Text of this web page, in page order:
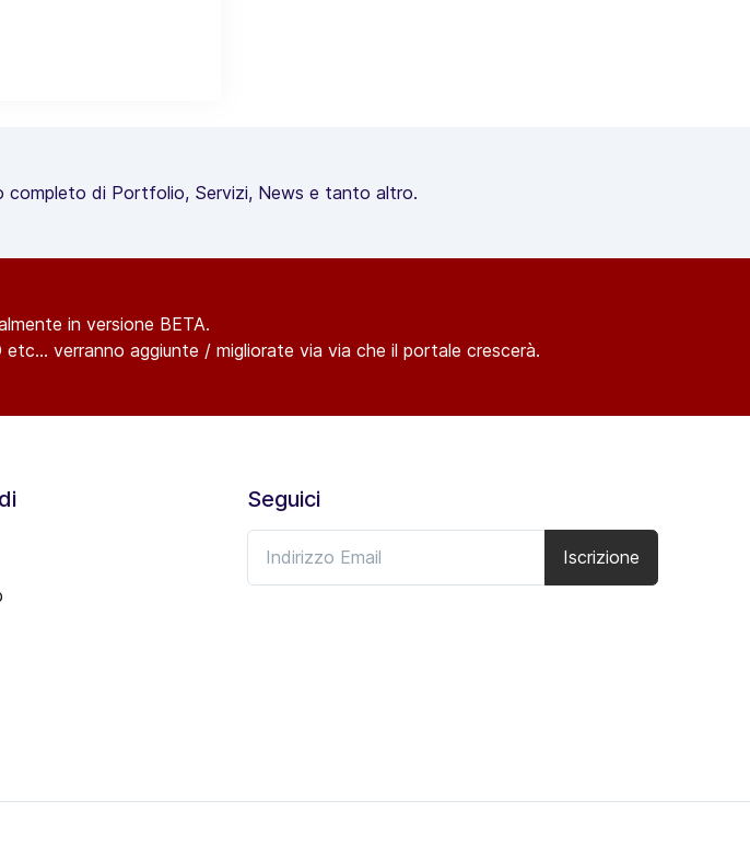
completo di Portfolio, Servizi, News e tanto altro.
in versione BETA.
verranno aggiunte / migliorate via via che il portale crescerà.
Seguici
Iscrizione